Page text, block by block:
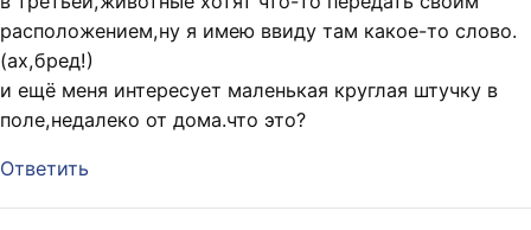
расположением,ну я имею ввиду там какое-то слово.
(ах,бред!)
и ещё меня интересует маленькая круглая штучку в
поле,недалеко от дома.что это?
Ответить